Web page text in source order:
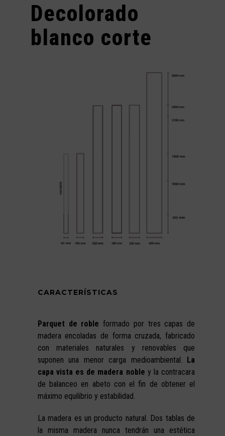
Decolorado
blanco corte
CARACTERÍSTICAS
Parquet de roble formado por tres capas de
madera encoladas de forma cruzada, fabricado
con materiales naturales y renovables que
suponen una menor carga medioambiental.
La
capa vista es de madera noble y la contracara
de balanceo en abeto con el fin de obtener el
máximo equilibrio y estabilidad.
La madera es un producto natural. Dos tablas de
la misma madera nunca tendrán una estética